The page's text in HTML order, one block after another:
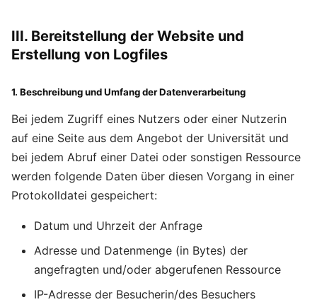
III. Bereitstellung der Website und
Erstellung von Logfiles
1. Beschreibung und Umfang der Datenverarbeitung
Bei jedem Zugriff eines Nutzers oder einer Nutzerin
auf eine Seite aus dem Angebot der Universität und
bei jedem Abruf einer Datei oder sonstigen Ressource
werden folgende Daten über diesen Vorgang in einer
Protokolldatei gespeichert:
Datum und Uhrzeit der Anfrage
Adresse und Datenmenge (in Bytes) der
angefragten und/oder abgerufenen Ressource
IP-Adresse der Besucherin/des Besuchers